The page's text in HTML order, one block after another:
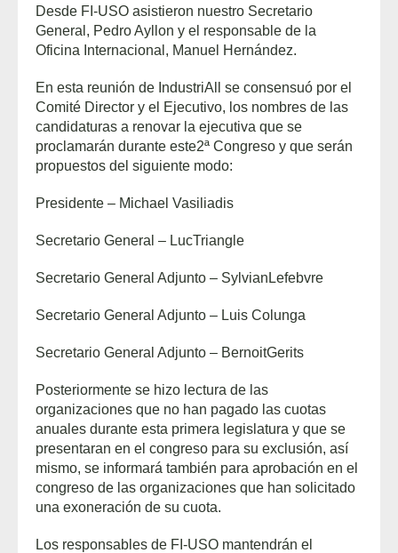
Desde FI-USO asistieron nuestro Secretario
General, Pedro Ayllon y el responsable de la
Oficina Internacional, Manuel Hernández.
En esta reunión de IndustriAll se consensuó por el
Comité Director y el Ejecutivo, los nombres de las
candidaturas a renovar la ejecutiva que se
proclamarán durante este2ª Congreso y que serán
propuestos del siguiente modo:
Presidente – Michael Vasiliadis
Secretario General – LucTriangle
Secretario General Adjunto – SylvianLefebvre
Secretario General Adjunto – Luis Colunga
Secretario General Adjunto – BernoitGerits
Posteriormente se hizo lectura de las
organizaciones que no han pagado las cuotas
anuales durante esta primera legislatura y que se
presentaran en el congreso para su exclusión, así
mismo, se informará también para aprobación en el
congreso de las organizaciones que han solicitado
una exoneración de su cuota.
Los responsables de FI-USO mantendrán el